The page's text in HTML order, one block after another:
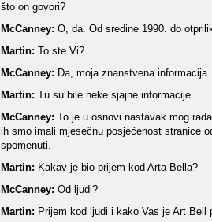
što on govori?
McCanney: O, da. Od sredine 1990. do
Martin: To ste Vi?
McCanney: Da, moja znanstvena
Martin: Tu su bile neke sjajne informacije.
McCanney: To je u osnovi nastavak mog
ih smo imali mjesečnu posjećenost stranice
spomenuti.
Martin: Kakav je bio prijem kod Arta Bella?
McCanney: Od ljudi?
Martin: Prijem kod ljudi i kako Vas je Art Bell